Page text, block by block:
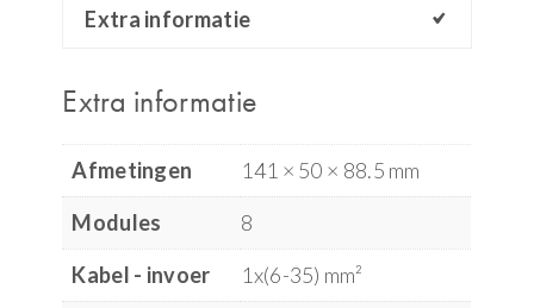
Extra informatie
Extra informatie
Afmetingen
141 × 50 × 88.5 mm
Modules
8
Kabel - invoer
1x(6-35) mm²